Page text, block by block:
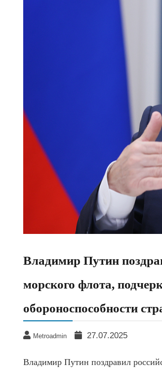
Владимир Путин
морского флота,
обороноспособности
Metroadmin 27.07.2025
Владимир Путин поздравил